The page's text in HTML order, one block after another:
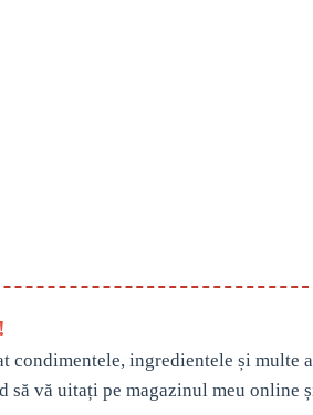
condimentele, ingredientele și multe
să vă uitați pe magazinul meu online